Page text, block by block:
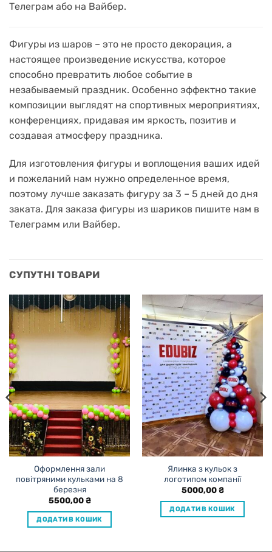
Телеграм або на Вайбер.
Фигуры из шаров – это не просто декорация, а
настоящее произведение искусства, которое
способно превратить любое событие в
незабываемый праздник. Особенно эффектно такие
композиции выглядят на спортивных мероприятиях,
конференциях, придавая им яркость, позитив и
создавая атмосферу праздника.
Для изготовления фигуры и воплощения ваших идей
и пожеланий нам нужно определенное время,
поэтому лучше заказать фигуру за 3 – 5 дней до дня
заката. Для заказа фигуры из шариков пишите нам в
Телеграмм или Вайбер.
СУПУТНІ ТОВАРИ
Оформлення зали
повітряними кульками на 8
березня
5500,00₴
ДОДАТИ В КОШИК
Ялинка з кульок з
логотипом компанії
5000,00₴
ДОДАТИ В КОШИК